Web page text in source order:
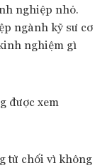
nghiệp nhỏ.
ngành kỹ sư cơ
nghiệm gì
được xem
từ chối vì không